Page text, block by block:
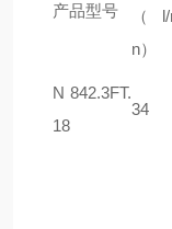
产品型号
（l/
n）
N 842.3FT.
18
34